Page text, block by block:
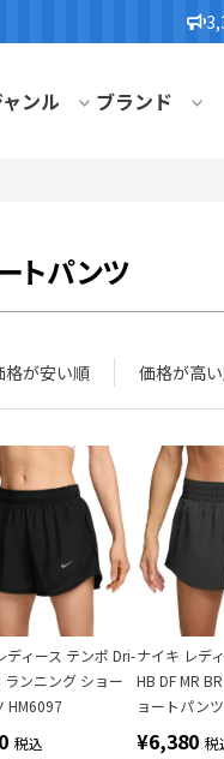
ンル ブランド
トパンツ
格が安い順 価格が高
ディース テンポ Dri-
ランニング ショー
HM6097
税込
ナイキ レデ
HB DF MR
ョートパン
¥6,380 税